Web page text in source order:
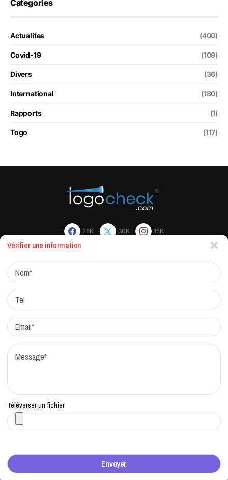
Categories
Actualites (400)
Covid-19 (109)
Divers (36)
International (180)
Rapports (1)
Togo (117)
28K 30K 15K
Protocole de correction
Vérifier une information
Téléverser un fichier